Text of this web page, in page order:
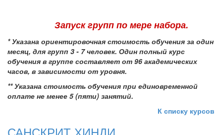
Запуск групп по мере набора.
*Указана ориентировочная стоимость обучения за один
месяц, для групп 3 - 7 человек. Один полный курс
обучения в группе составляет от 96 академических
часов, в зависимости от уровня.
** Указана стоимость обучения при единовременной
оплате не менее 5 (пяти) занятий.
К списку курсов